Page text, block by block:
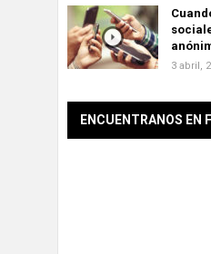
3 abril,
ENCUENTRANOS EN